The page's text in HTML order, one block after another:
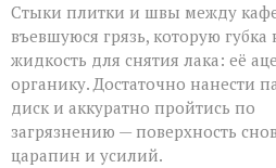
Стыки плитки и швы между
въевшуюся грязь, которую губка
жидкость для снятия лака: её
органику. Достаточно нанести
диск и аккуратно пройтись по
загрязнению — поверхность
царапин и усилий.